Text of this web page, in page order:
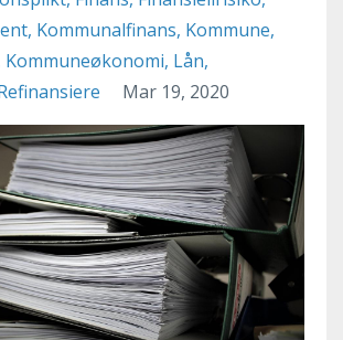
Kommunalfinans Kommune
Kommuneøkonomi Lån
Mar 19, 2020